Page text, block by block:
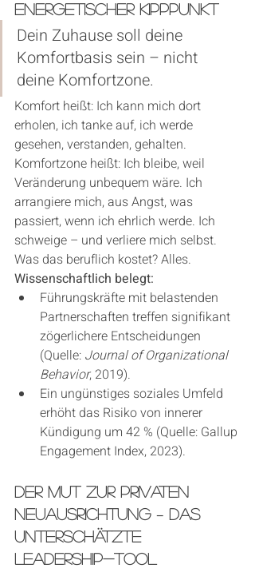
energetischer Kipppunkt
Dein Zuhause soll deine
Komfortbasis sein – nicht
deine Komfortzone.
Komfort heißt: Ich kann mich dort
erholen, ich tanke auf, ich werde
gesehen, verstanden, gehalten.
Komfortzone heißt: Ich bleibe, weil
Veränderung unbequem wäre. Ich
arrangiere mich, aus Angst, was
passiert, wenn ich ehrlich werde. Ich
schweige – und verliere mich selbst.
Was das beruflich kostet? Alles.
Wissenschaftlich belegt:
Führungskräfte mit belastenden
Partnerschaften treffen signifikant
zögerlichere Entscheidungen
(Quelle: Journal of Organizational
Behavior, 2019).
Ein ungünstiges soziales Umfeld
erhöht das Risiko von innerer
Kündigung um 42 % (Quelle: Gallup
Engagement Index, 2023).
Der Mut zur privaten
Neuausrichtung – das
unterschätzte
Leadership-Tool